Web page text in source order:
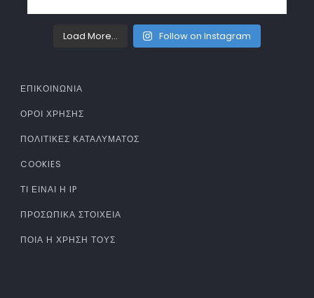
Load More... Follow on Instagram
ΕΠΙΚΟΙΝΩΝΙΑ
ΌΡΟΙ ΧΡΉΣΗΣ
ΠΟΛΙΤΙΚΈΣ ΚΑΤΑΛΎΜΑΤΟΣ
COOKIES
ΤΊ ΕΊΝΑΙ Η IP
ΠΡΟΣΩΠΙΚΆ ΣΤΟΙΧΕΊΑ
ΠΟΙΑ Η ΧΡΉΣΗ ΤΟΥΣ